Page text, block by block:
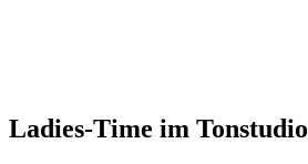
Ladies-Time im Tonstudio